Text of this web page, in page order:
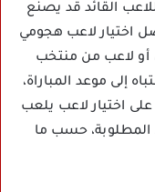
القائد قد يصنع
اختيار لاعب هجومي
أو لاعب من منتخب
إلى موعد المباراة،
اختيار لاعب يلعب
المطلوبة، حسب ما